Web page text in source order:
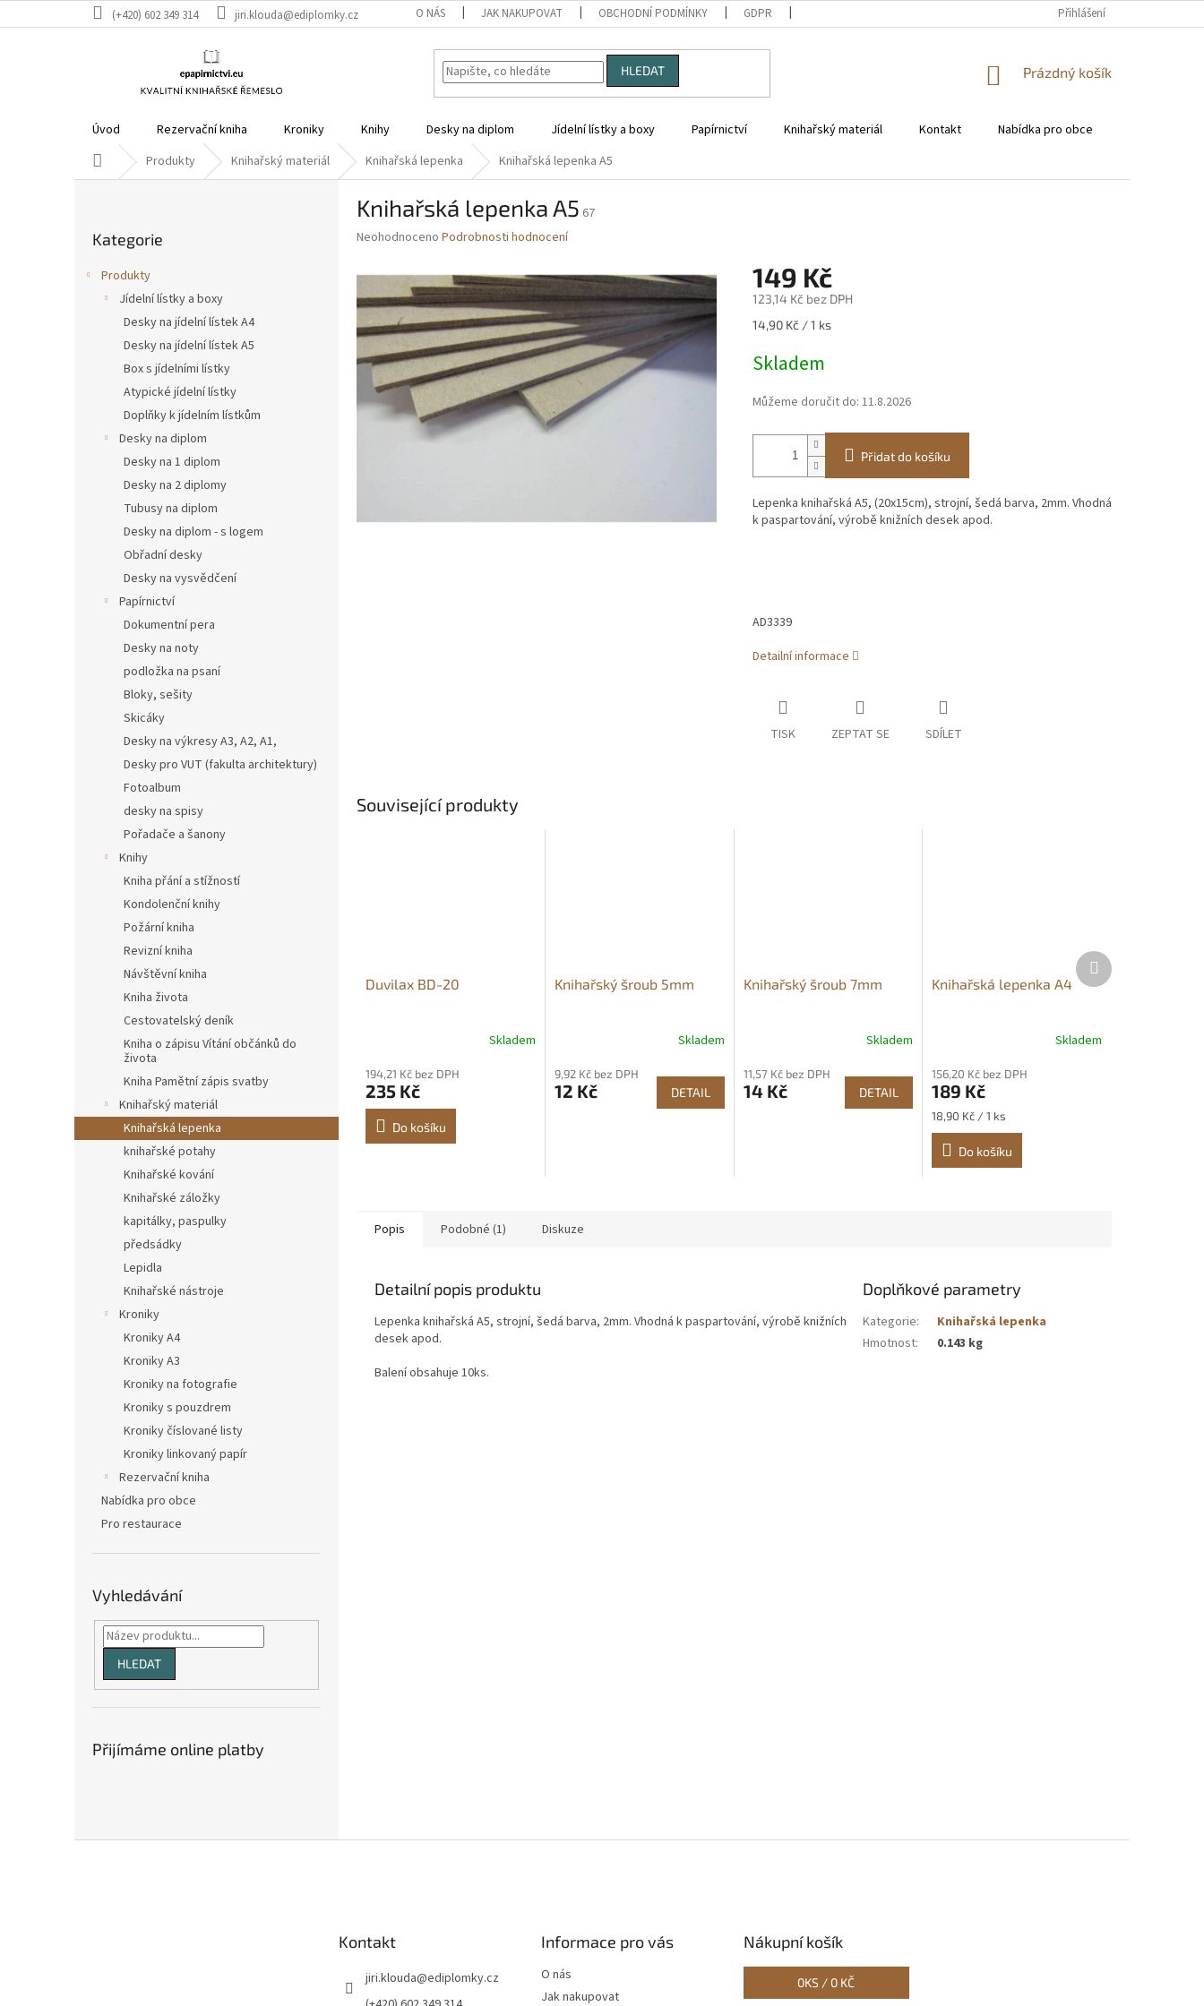
na
(+420) 602 349 314 jiri.klouda@ediplomky.cz O NÁS JAK NAKUPOVAT OBCHODNÍ PODMÍNKY GDPR Přihlášení
HLEDAT
NÁKUPNÍ
Prázdný košík
Úvod Rezervační kniha Kroniky Knihy Desky na diplom Jídelní lístky a boxy Papírnictví Knihařský materiál Kontakt Nabídka pro obce
Domů Produkty Knihařský materiál Knihařská lepenka Knihařská lepenka A5
kategorie
Kategorie
Produkty
Jídelní lístky a boxy
Desky na jídelní lístek A4
Desky na jídelní lístek A5
Box s jídelními lístky
Atypické jídelní lístky
Doplňky k jídelním lístkům
Desky na diplom
Desky na 1 diplom
Desky na 2 diplomy
Tubusy na diplom
Desky na diplom - s logem
Obřadní desky
Desky na vysvědčení
Papírnictví
Dokumentní pera
Desky na noty
podložka na psaní
Bloky, sešity
Skicáky
Desky na výkresy A3, A2, A1,
Desky pro VUT (fakulta architektury)
Fotoalbum
desky na spisy
Pořadače a šanony
Knihy
Kniha přání a stížností
Kondolenční knihy
Požární kniha
Revizní kniha
Návštěvní kniha
Kniha života
Cestovatelský deník
Kniha o zápisu Vítání občánků do
života
Kniha Pamětní zápis svatby
Knihařský materiál
Knihařská lepenka
knihařské potahy
Knihařské kování
Knihařské záložky
kapitálky, paspulky
předsádky
Lepidla
Knihařské nástroje
Kroniky
Kroniky A4
Kroniky A3
Kroniky na fotografie
Kroniky s pouzdrem
Kroniky číslované listy
Kroniky linkovaný papír
Rezervační kniha
Nabídka pro obce
Pro restaurace
Vyhledávání
HLEDAT
Přijímáme online platby
Knihařská lepenka A5 67
Průměrné
produktu
0,0
5
hvězdiček.
Neohodnoceno Podrobnosti hodnocení
149 Kč
123,14 Kč bez DPH
Měrná
14,90 Kč / 1 ks
Skladem
Můžeme doručit do: 11.8.2026
Přidat do košíku
Lepenka knihařská A5, (20x15cm), strojní, šedá barva, 2mm. Vhodná
k paspartování, výrobě knižních desek apod.
AD3339
Detailní informace
TISK ZEPTAT SE SDÍLET
Související produkty
Duvilax BD-20
Skladem
194,21 Kč bez DPH
235 Kč
Do košíku
Knihařský šroub 5mm
Skladem
9,92 Kč bez DPH
12 Kč DETAIL
Knihařský šroub 7mm
Skladem
11,57 Kč bez DPH
14 Kč DETAIL
Knihařská lepenka A4
Skladem
156,20 Kč bez DPH
189 Kč
Měrná
cena:
18,90 Kč / 1 ks
Do košíku
Další
produkt
Popis Podobné (1) Diskuze
Detailní popis produktu
Lepenka knihařská A5, strojní, šedá barva, 2mm. Vhodná k paspartování, výrobě knižních
desek apod.
Balení obsahuje 10ks.
Doplňkové parametry
Kategorie:
Knihařská lepenka
Hmotnost: 0.143 kg
Kontakt
jiri.klouda@ediplomky.cz
Informace pro vás
O nás
Jak nakupovat
Nákupní košík
0KS / 0 KČ